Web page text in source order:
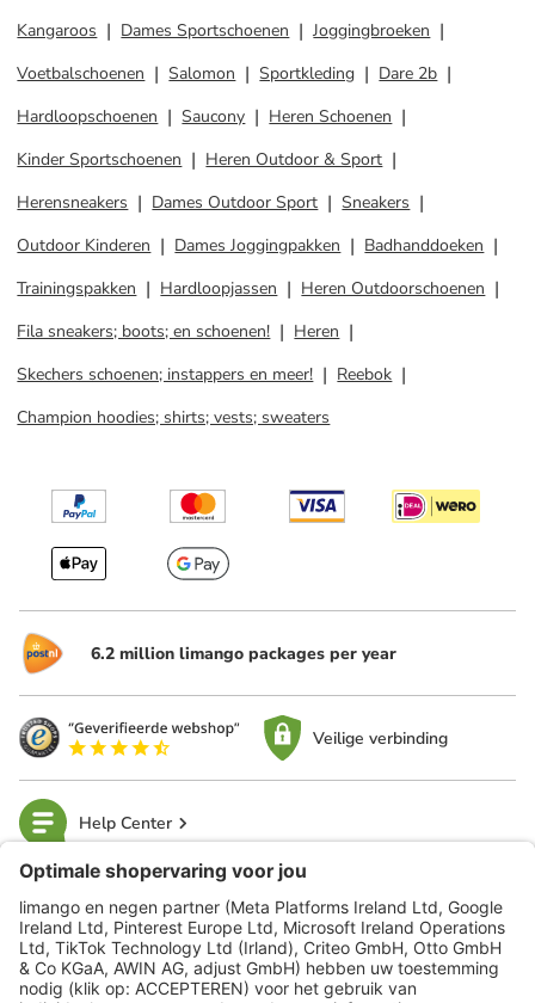
Kangaroos
Dames Sportschoenen
Joggingbroeken
Voetbalschoenen
Salomon Sportkleding
Dare 2b
Hardloopschoenen
Saucony
Heren Schoenen
Kinder Sportschoenen
Heren Outdoor & Sport
Herensneakers
Dames Outdoor Sport
Sneakers
Outdoor Kinderen
Dames Joggingpakken
Badhanddoeken
Trainingspakken
Hardloopjassen
Heren Outdoorschoenen
Fila sneakers; boots; en schoenen!
Heren
Skechers schoenen; instappers en meer!
Reebok
Champion hoodies; shirts; vests; sweaters
6.2 million limango packages per year
Veilige verbinding
Help Center
limango
Veilig winkelen